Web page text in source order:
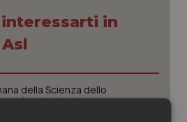
in
della Scienza dello
capire la ricerca per